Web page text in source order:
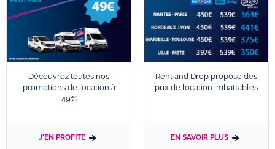
Découvrez toutes nos
promotions de location à
49€
J'EN PROFITE
Rent and Drop propose des
prix de location imbattables
EN SAVOIR PLUS